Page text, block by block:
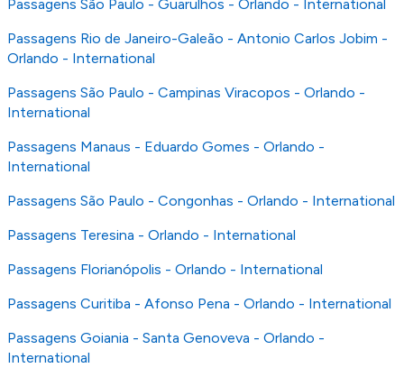
Passagens São Paulo - Guarulhos - Orlando - International
Passagens Rio de Janeiro-Galeão - Antonio Carlos Jobim -
Orlando - International
Passagens São Paulo - Campinas Viracopos - Orlando -
International
Passagens Manaus - Eduardo Gomes - Orlando -
International
Passagens São Paulo - Congonhas - Orlando - International
Passagens Teresina - Orlando - International
Passagens Florianópolis - Orlando - International
Passagens Curitiba - Afonso Pena - Orlando - International
Passagens Goiania - Santa Genoveva - Orlando -
International